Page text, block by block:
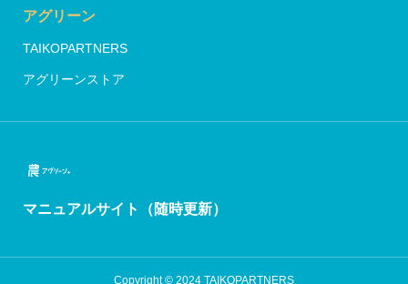
アグリーン
TAIKOPARTNERS
アグリーンストア
マニュアルサイト（随時更新）
Copyright © 2024 TAIKOPARTNERS